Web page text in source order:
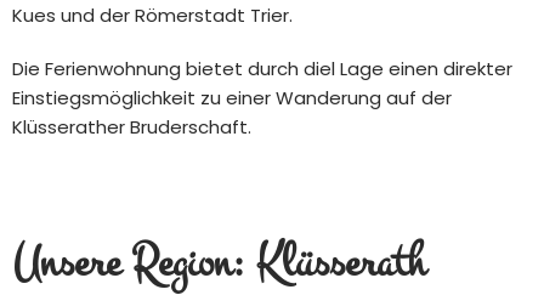
Kues und der Römerstadt Trier.
Die Ferienwohnung bietet durch diel Lage einen direkter
Einstiegsmöglichkeit zu einer Wanderung auf der
Klüsserather Bruderschaft.
Unsere Region: Klüsserath